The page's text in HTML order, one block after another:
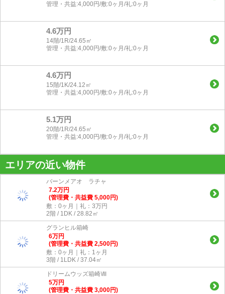
管理・共益:4,000円/敷:0ヶ月/礼:0ヶ月
4.6万円
14階/1R/24.65㎡
管理・共益:4,000円/敷:0ヶ月/礼:0ヶ月
4.6万円
15階/1K/24.12㎡
管理・共益:4,000円/敷:0ヶ月/礼:0ヶ月
5.1万円
20階/1R/24.65㎡
管理・共益:4,000円/敷:0ヶ月/礼:0ヶ月
エリアの近い物件
バーンメアオ ラチャ
7.2万円
(管理費・共益費 5,000円)
敷：0ヶ月｜礼：3万円
2階 / 1DK / 28.82㎡
グランヒル箱崎
6万円
(管理費・共益費 2,500円)
敷：0ヶ月｜礼：1ヶ月
3階 / 1LDK / 37.04㎡
ドリームウッズ箱崎Ⅷ
5万円
(管理費・共益費 3,000円)